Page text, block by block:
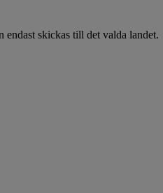
skickas till det valda landet.